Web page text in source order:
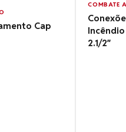
Cap
COMBATE
Incêndio
2.1/2″